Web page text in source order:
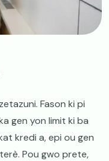
Fason ki pi
gen yon limit ki ba
kredi a, epi ou gen
Pou gwo prete,